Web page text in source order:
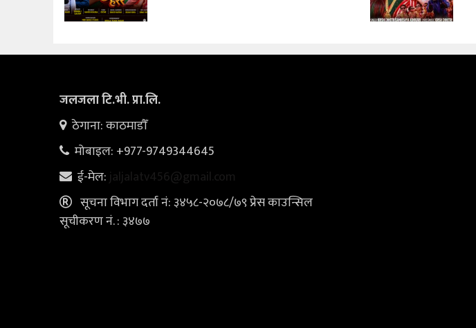
जलजला टि.भी. प्रा.लि.
ठेगाना: काठमाडौँ
मोबाइल: +977-9749344645
ई-मेल: jaljalatv456@gmail.com
सूचना विभाग दर्ता नं: ३४५८-२०७८/७९ प्रेस काउन्सिल
सूचीकरण नं. : ३४७७